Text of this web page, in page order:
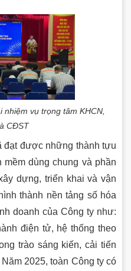
vụ trọng tâm KHCN,
CĐST
đạt được những thành tựu
dùng chung và phần
dựng, triển khai và vận
thành nền tảng số hóa
doanh của Công ty như:
điện tử, hệ thống theo
trào sáng kiến, cải tiến
2025, toàn Công ty có